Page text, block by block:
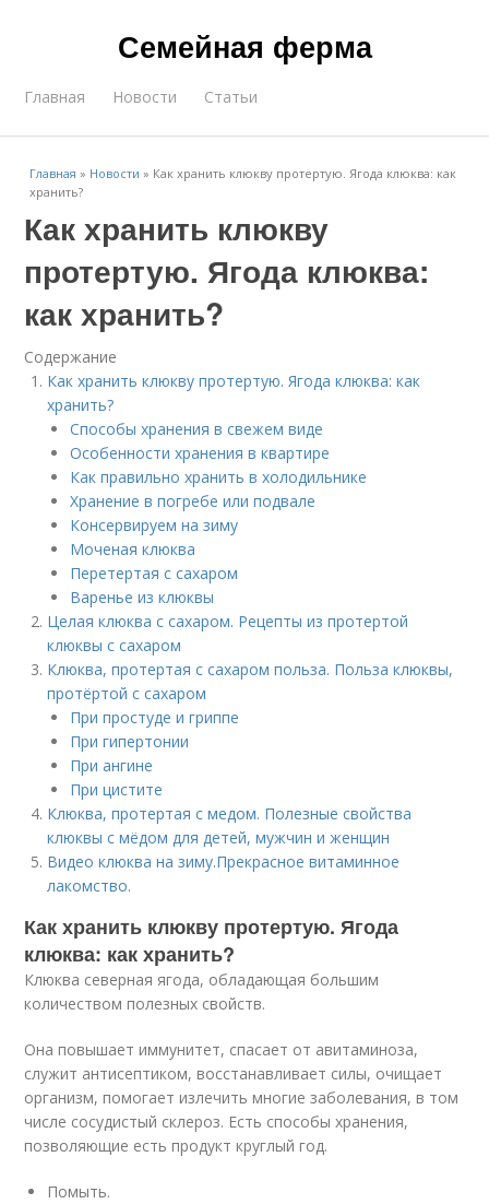
Семейная ферма
Главная Новости Статьи
Главная » Новости » Как хранить клюкву протертую. Ягода клюква: как
хранить?
Как хранить клюкву
протертую. Ягода клюква:
как хранить?
Содержание
Как хранить клюкву протертую. Ягода клюква: как
хранить?
Способы хранения в свежем виде
Особенности хранения в квартире
Как правильно хранить в холодильнике
Хранение в погребе или подвале
Консервируем на зиму
Моченая клюква
Перетертая с сахаром
Варенье из клюквы
Целая клюква с сахаром. Рецепты из протертой
клюквы с сахаром
Клюква, протертая с сахаром польза. Польза клюквы,
протёртой с сахаром
При простуде и гриппе
При гипертонии
При ангине
При цистите
Клюква, протертая с медом. Полезные свойства
клюквы с мёдом для детей, мужчин и женщин
Видео клюква на зиму.Прекрасное витаминное
лакомство.
Как хранить клюкву протертую. Ягода
клюква: как хранить?
Клюква северная ягода, обладающая большим
количеством полезных свойств.
Она повышает иммунитет, спасает от авитаминоза,
служит антисептиком, восстанавливает силы, очищает
организм, помогает излечить многие заболевания, в том
числе сосудистый склероз. Есть способы хранения,
позволяющие есть продукт круглый год.
Помыть.